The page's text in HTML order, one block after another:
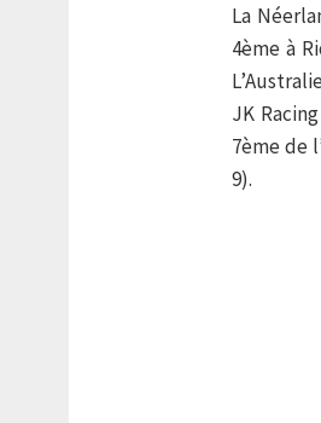
La
4ème à
JK
7ème de
9).